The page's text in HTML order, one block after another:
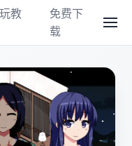
教
免费下
载